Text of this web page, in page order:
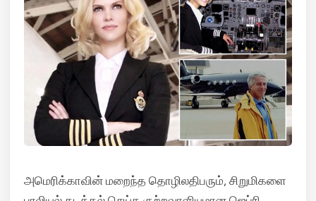
அமெரிக்காவின் மறைந்த தொழிலதிபரும், சிறுமிகளை